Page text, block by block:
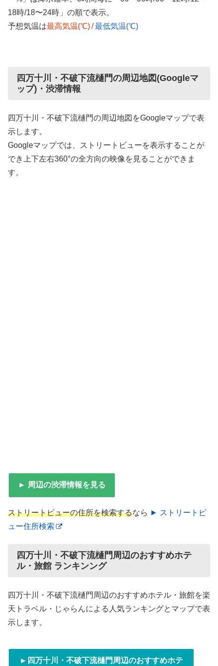
18時/18〜24時」の順で表示。
予想気温は最高気温(℃)/最低気温(℃)
四万十川・不破下流樋門の周辺地図(Googleマ
ップ)・渋滞情報
四万十川・不破下流樋門の周辺地図をGoogleマップで表
示します。
Googleマップでは、ストリートビューを表示することが
でき上下左右360°の全方向の映像を見ることができま
す。
► 周辺の渋滞情報を見る
ストリートビューの住所を検索するなら ► ストリートビ
ュー住所検索
四万十川・不破下流樋門周辺のおすすめホテ
ル・旅館 ランキンング
四万十川・不破下流樋門周辺のおすすめホテル・旅館を楽
天トラベル・じゃらんによる人気ランキングとマップで表
示します。
►四万十川・不破下流樋門周辺のおすすめホテ